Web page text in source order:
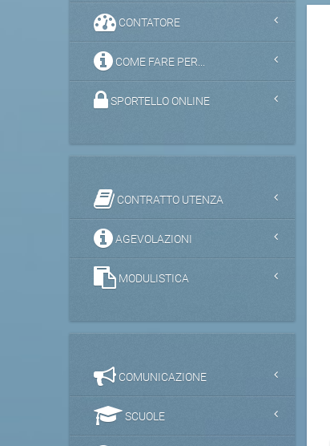
CONTATORE
COME FARE PER...
SPORTELLO ONLINE
CONTRATTO UTENZA
AGEVOLAZIONI
MODULISTICA
COMUNICAZIONE
SCUOLE